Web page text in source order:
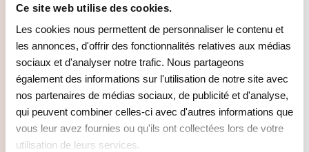
Ce site web utilise des cookies.
Les cookies nous permettent de personnaliser le contenu et
les annonces, d'offrir des fonctionnalités relatives aux médias
sociaux et d'analyser notre trafic. Nous partageons
également des informations sur l'utilisation de notre site avec
nos partenaires de médias sociaux, de publicité et d'analyse,
qui peuvent combiner celles-ci avec d'autres informations que
vous leur avez fournies ou qu'ils ont collectées lors de votre
utilisation de leurs services.
clairement et efficacement avec les
personnes concernées (chefs d’équipe,
managers, responsables, WFM, etc.).
Garder son calme et rester orienté
solution est essentiel. L’expérience m’a
appris à être réactif tout en gardant une
vision globale.